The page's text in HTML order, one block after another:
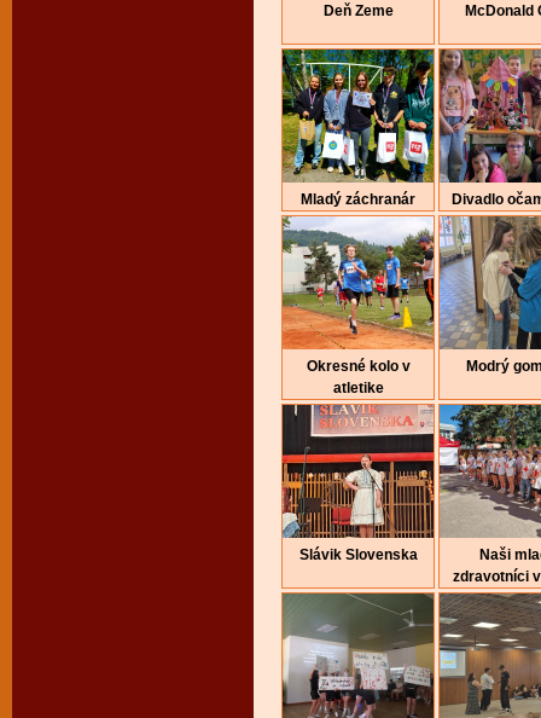
Deň Zeme McDonald
Mladý záchranár Divadlo
Okresné kolo v
atletike
Modrý
Slávik Slovenska
Naši
zdravotníci